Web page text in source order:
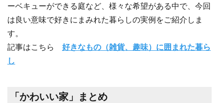
ーベキューができる庭など、様々な希望がある中で、今回
は良い意味で好きにまみれた暮らしの実例をご紹介しま
す。
記事はこちら 好きなもの（雑貨、趣味）に囲まれた暮ら
し
「かわいい家」まとめ